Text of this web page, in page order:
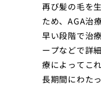
再び髪の毛を
ため、AGA治
早い段階で治
ープなどで詳
療によってこ
長期間にわた